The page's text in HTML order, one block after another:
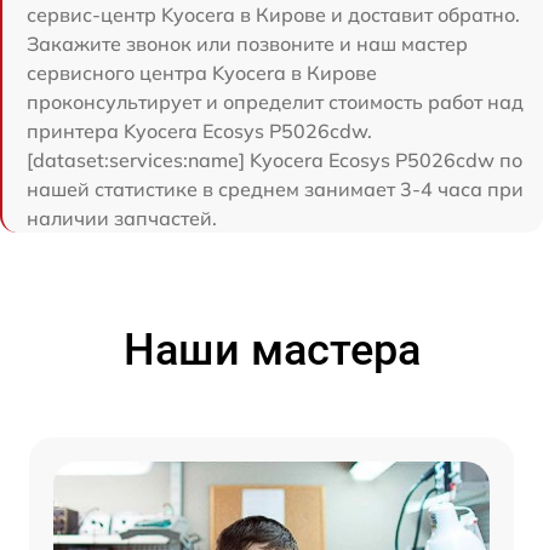
сервис-центр Kyocera в Кирове и доставит обратно.
Закажите звонок или позвоните и наш мастер
сервисного центра Kyocera в Кирове
проконсультирует и определит стоимость работ над
принтера Kyocera Ecosys P5026cdw.
[dataset:services:name] Kyocera Ecosys P5026cdw по
нашей статистике в среднем занимает 3-4 часа при
наличии запчастей.
Наши мастера